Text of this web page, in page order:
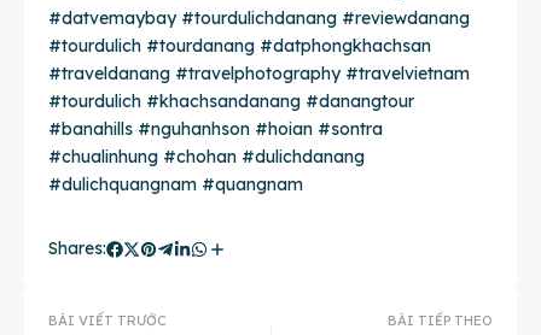
#datvemaybay #tourdulichdanang #reviewdanang
#tourdulich #tourdanang #datphongkhachsan
#traveldanang #travelphotography #travelvietnam
#tourdulich #khachsandanang #danangtour
#banahills #nguhanhson #hoian #sontra
#chualinhung #chohan #dulichdanang
#dulichquangnam #quangnam
Shares:
BÀI VIẾT TRƯỚC BÀI TIẾP THEO